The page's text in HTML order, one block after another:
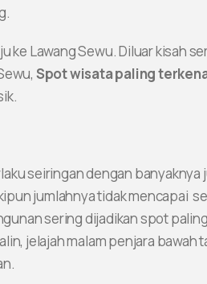
ke Lawang Sewu. Diluar kisah
Spot wisata paling
seiringan dengan banyaknya
jumlahnya tidak mencapai
sering dijadikan spot
jelajah malam penjara bawah